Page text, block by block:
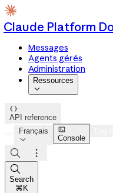
Claude Platform
Messages
Agents gérés
Administration
Ressources


API reference
Français


Console



Search
⌘K